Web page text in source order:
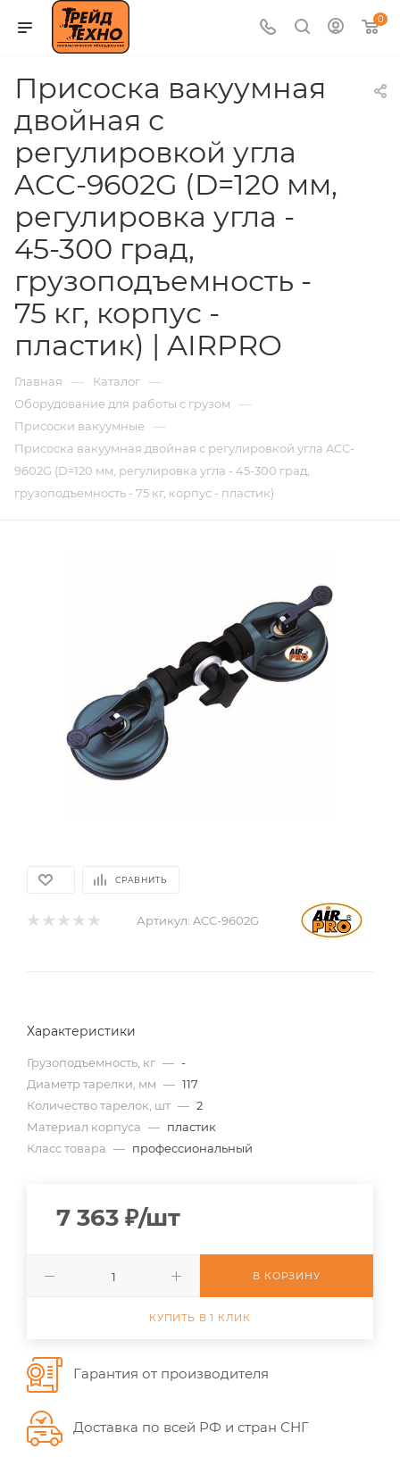
0
Присоска вакуумная
двойная с
регулировкой угла
ACC-9602G (D=120 мм,
регулировка угла -
45-300 град,
грузоподъемность -
75 кг, корпус -
пластик) | AIRPRO
Главная — Каталог —
Оборудование для работы с грузом —
Присоски вакуумные —
Присоска вакуумная двойная с регулировкой угла ACC-
9602G (D=120 мм, регулировка угла - 45-300 град,
грузоподъемность - 75 кг, корпус - пластик)
СРАВНИТЬ
Артикул: ACC-9602G
Характеристики
Грузоподъемность, кг — -
Диаметр тарелки, мм — 117
Количество тарелок, шт — 2
Материал корпуса — пластик
Класс товара — профессиональный
7 363 ₽/шт
В КОРЗИНУ
КУПИТЬ В 1 КЛИК
Гарантия от производителя
Доставка по всей РФ и стран СНГ